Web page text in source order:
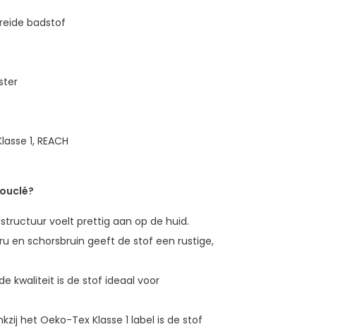
badstof
1, REACH
voelt prettig aan op de huid.
en schorsbruin geeft de stof een rustige,
kwaliteit is de stof ideaal voor
het Oeko-Tex Klasse 1 label is de stof